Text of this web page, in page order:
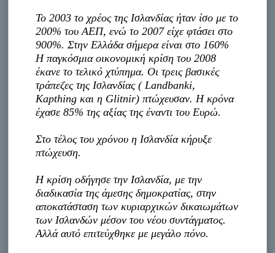
Το 2003 το χρέος της Ισλανδίας ήταν ίσο με το
200% του ΑΕΠ, ενώ το 2007 είχε φτάσει στο
900%. Στην Ελλάδα σήμερα είναι στο 160%
Η παγκόσμια οικονομική κρίση του 2008
έκανε το τελικό χτύπημα. Οι τρεις βασικές
τράπεζες της Ισλανδίας ( Landbanki,
Kapthing και η Glitnir) πτώχευσαν. Η κρόνα
έχασε 85% της αξίας της έναντι του Ευρώ.
Στο τέλος του χρόνου η Ισλανδία κήρυξε
πτώχευση.
Η κρίση οδήγησε την Ισλανδία, με την
διαδικασία της άμεσης δημοκρατίας, στην
αποκατάσταση των κυριαρχικών δικαιωμάτων
των Ισλανδών μέσον του νέου συντάγματος.
Αλλά αυτό επιτεύχθηκε με μεγάλο πόνο.